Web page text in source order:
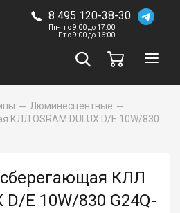
8 495 120-38-30
Пн-чт с 9:00 до 17:00
Пт с 9:00 до 16:00
Люминесцентные
КЛЛ OSRAM DULUX D/E 10W/830
КЛЛ
D/E 10W/830 G24Q-